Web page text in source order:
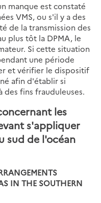
manque est constaté
VMS, ou s'il y a des
de la transmission des
plus tôt la DPMA, le
Si cette situation
une période
et vérifier le dispositif
afin d'établir si
fins frauduleuses.
les
s'appliquer
sud de l'océan
IN THE SOUTHERN